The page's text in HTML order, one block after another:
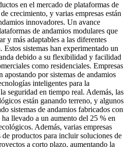
en el mercado de plataformas de
crecimiento, y varias empresas están
innovadores. Un avance
de andamios modulares que
y más adaptables a las diferentes
Estos sistemas han experimentado un
debido a su flexibilidad y facilidad
como residenciales. Empresas
por sistemas de andamios
inteligentes para la
seguridad en tiempo real. Además, las
están ganando terreno, y algunos
sistemas de andamios fabricados con
llevado a un aumento del 25 % en
Además, varias empresas
de productos para incluir soluciones de
a corto plazo, aumentando la